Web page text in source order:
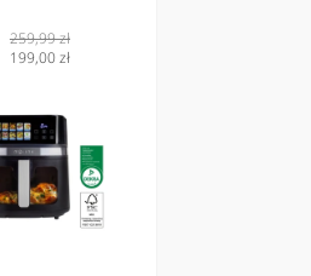
Cena
normalna
259,99 zł
Cena
199,00 zł